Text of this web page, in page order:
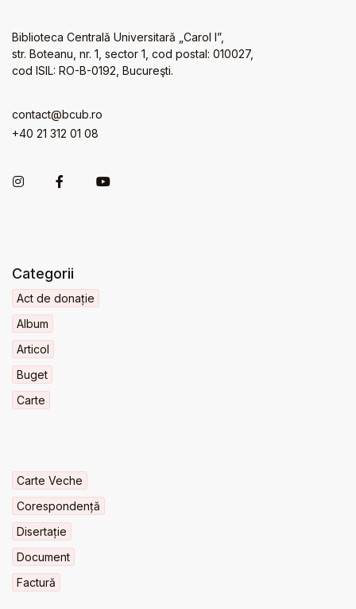
Biblioteca Centrală Universitară „Carol I”,
str. Boteanu, nr. 1, sector 1, cod postal: 010027,
cod ISIL: RO-B-0192, Bucureşti.
contact@bcub.ro
+40 21 312 01 08
Categorii
Act de donație
Album
Articol
Buget
Carte
Carte Veche
Corespondență
Disertație
Document
Factură